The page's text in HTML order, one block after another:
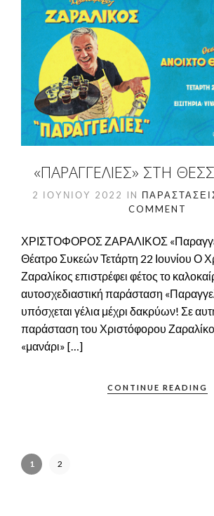
«ΠΑΡΑΓΓΕΛΙΈΣ» ΣΤΗ
2 ΙΟΥΝΊΟΥ 2022 IN
COMMENT
ΧΡΙΣΤΟΦΟΡΟΣ ΖΑΡΑΛΙΚΟΣ
Θέατρο Συκεών Τετάρτη 22 Ιουνίου Ο
Ζαραλίκος επιστρέφει φέτος το
αυτοσχεδιαστική παράσταση
υπόσχεται γέλια μέχρι δακρύων! Σε
παράσταση του Χριστόφορου
«μανάρι» […]
CONTINUE READING
1 2